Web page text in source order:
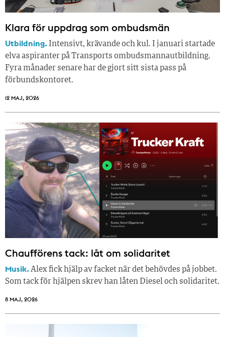
Klara för uppdrag som ombudsmän
Utbildning. Intensivt, krävande och kul. I januari startade
elva aspiranter på Transports ombudsmannautbildning.
Fyra månader senare har de gjort sitt sista pass på
förbundskontoret.
12 MAJ, 2026
Chaufförens tack: låt om solidaritet
Musik.Alex fick hjälp av facket när det behövdes på jobbet.
Som tack för hjälpen skrev han låten Diesel och solidaritet.
8 MAJ, 2026